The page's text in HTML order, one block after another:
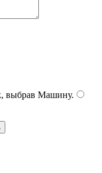
выбрав Машину.